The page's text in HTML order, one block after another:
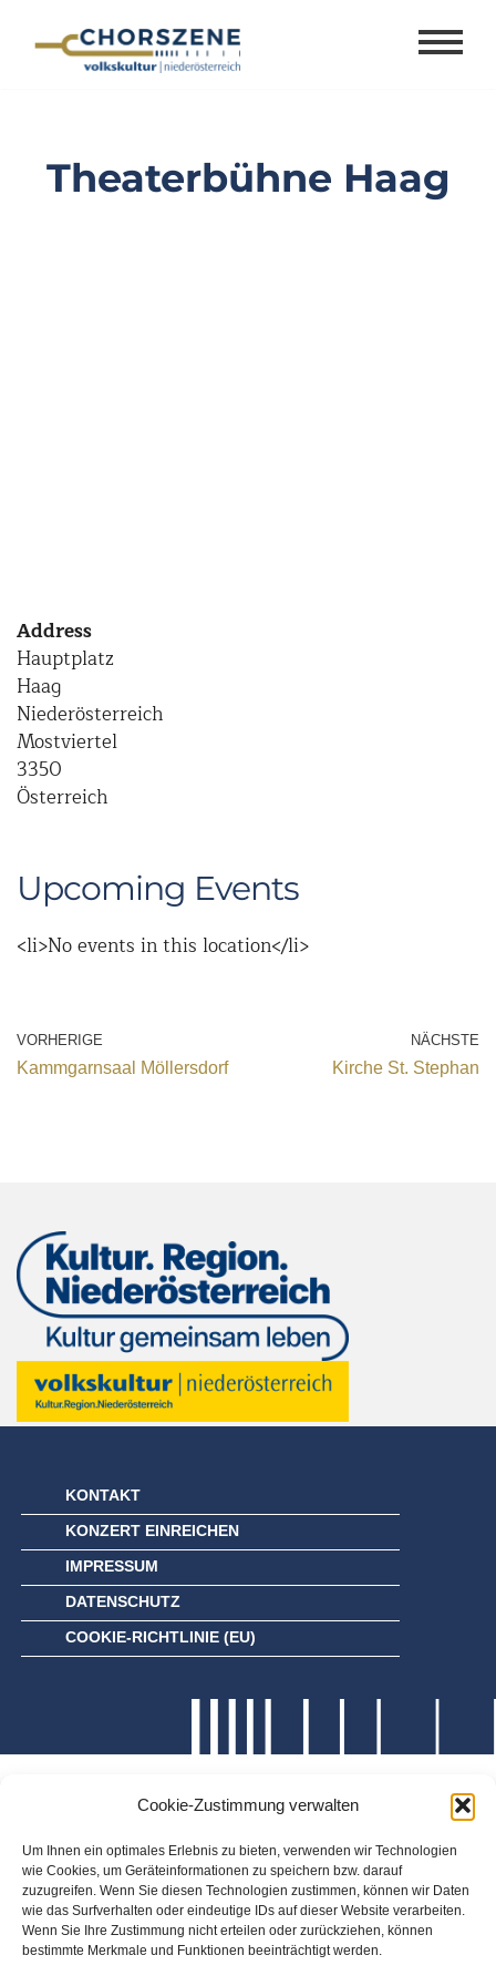
Cookie-Zustimmung verwalten
Um Ihnen ein optimales Erlebnis zu bieten, verwenden wir Technologien
wie Cookies, um Geräteinformationen zu speichern bzw. darauf
zuzugreifen. Wenn Sie diesen Technologien zustimmen, können wir Daten
wie das Surfverhalten oder eindeutige IDs auf dieser Website verarbeiten.
Wenn Sie Ihre Zustimmung nicht erteilen oder zurückziehen, können
bestimmte Merkmale und Funktionen beeinträchtigt werden.
Theaterbühne Haag
Address
Hauptplatz
Haag
Niederösterreich
Mostviertel
3350
Österreich
Upcoming Events
<li>No events in this location</li>
VORHERIGE
Kammgarnsaal Möllersdorf
NÄCHSTE
Kirche St. Stephan
KONTAKT
KONZERT EINREICHEN
IMPRESSUM
DATENSCHUTZ
COOKIE-RICHTLINIE (EU)